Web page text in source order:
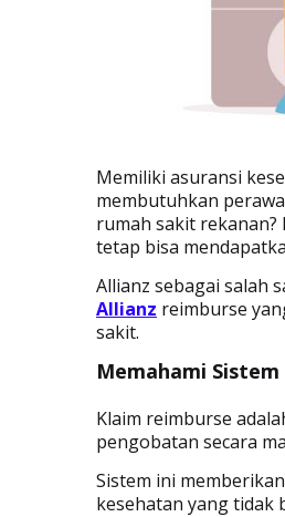
Memiliki asuransi
membutuhkan
rumah sakit rekanan?
tetap bisa
Allianz sebagai salah
Allianz reimburse
sakit.
Memahami
Klaim reimburse
pengobatan secara
Sistem ini
kesehatan yang tidak